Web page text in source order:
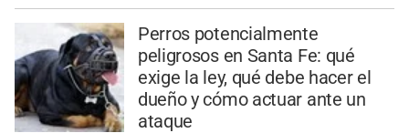
Perros potencialmente
peligrosos en Santa Fe: qué
exige la ley, qué debe hacer el
dueño y cómo actuar ante un
ataque